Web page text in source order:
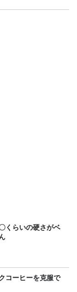
くらいの硬さがベ
コーヒーを克服で